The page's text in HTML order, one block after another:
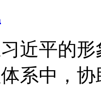
近平的
系中，